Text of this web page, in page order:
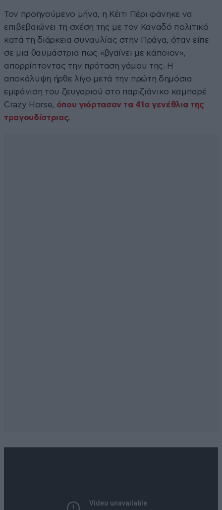
Τον προηγούμενο μήνα, η Κέιτι Πέρι φάνηκε να
επιβεβαιώνει τη σχέση της με τον Καναδό πολιτικό
κατά τη διάρκεια συναυλίας στην Πράγα, όταν είπε
σε μια θαυμάστρια πως «βγαίνει με κάποιον»,
απορρίπτοντας την πρόταση γάμου της. Η
αποκάλυψη ήρθε λίγο μετά την πρώτη δημόσια
εμφάνιση του ζευγαριού στο παριζιάνικο καμπαρέ
Crazy Horse, όπου γιόρτασαν τα 41α γενέθλια της
τραγουδίστριας.